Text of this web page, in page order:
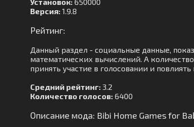
Версия: 1.9.8
Рейтинг:
Данный раздел - социальные данные,
математических вычислений. А
принять участие в голосовании и
Средний рейтинг: 3.2
Количество голосов: 6400
Описание мода: Bibi Home Games for